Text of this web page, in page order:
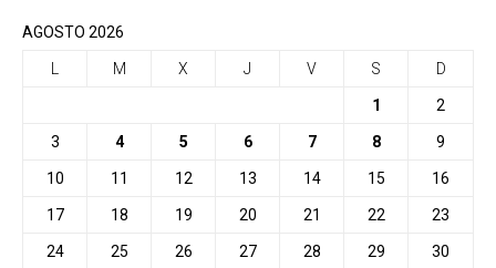
AGOSTO 2026
M X J V S D
1 2
3 4 5 6 7 8 9
10 11 12 13 14 15 16
17 18 19 20 21 22 23
24 25 26 27 28 29 30